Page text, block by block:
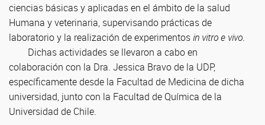
ciencias básicas y aplicadas en el ámbito de la salud
Humana y veterinaria, supervisando prácticas de
laboratorio y la realización de experimentosin vitro e vivo.
Dichas actividades se llevaron a cabo en
colaboración con la Dra. Jessica Bravo de la UDP,
específicamente desde la Facultad de Medicina de dicha
universidad, junto con la Facultad de Química de la
Universidad de Chile.